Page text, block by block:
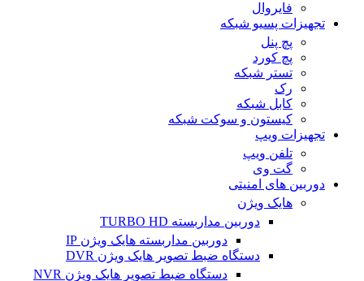
فایروال
تجهیزات پسیو شبکه
پچ پنل
پچ کورد
تستر شبکه
رک
کابل شبکه
کیستون و سوکت شبکه
تجهیزات ویپ
تلفن ویپ
گت وی
دوربین های امنیتی
هایک ویژن
دوربین مداربسته TURBO HD
دوربین مداربسته هایک ویژن IP
دستگاه ضبط تصویر هایک ویژن DVR
دستگاه ضبط تصویر هایک ویژن NVR